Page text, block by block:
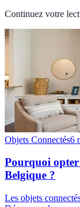
Continuez votre
Objets Connectés6
Pourquoi opter
Belgique ?
Les objets